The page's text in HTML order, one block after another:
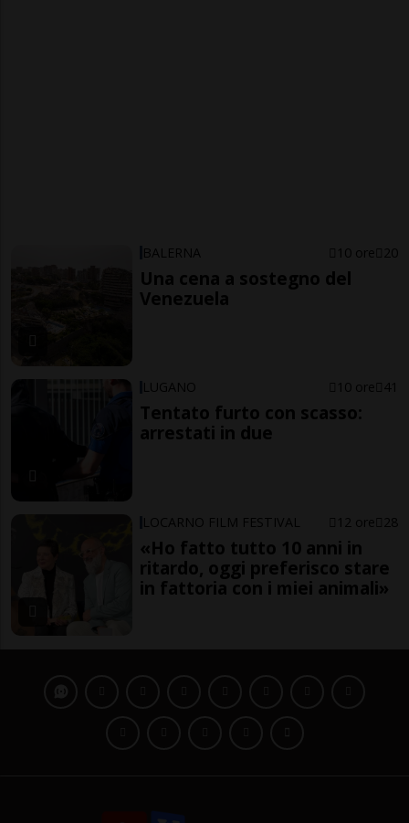
BALERNA 10 ore 20
Una cena a sostegno del
Venezuela
LUGANO 10 ore 41
Tentato furto con scasso:
arrestati in due
LOCARNO FILM FESTIVAL 12 ore 28
«Ho fatto tutto 10 anni in
ritardo, oggi preferisco stare
in fattoria con i miei animali»